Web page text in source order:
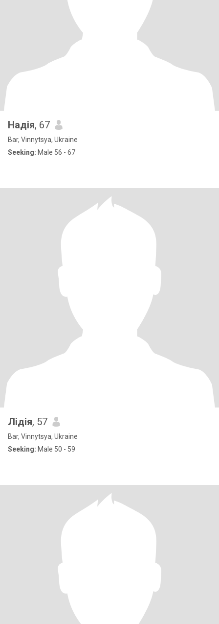
Надія, 67
Bar, Vinnytsya, Ukraine
Seeking: Male 56 - 67
Лідія, 57
Bar, Vinnytsya, Ukraine
Seeking: Male 50 - 59